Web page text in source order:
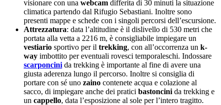
visionare con una webcam differita di 30 minuti la situazione
climatica partendo dal Rifugio Sebastiani. Inoltre sono
presenti mappe e schede con i singoli percorsi dell’escursione.
Attrezzatura: data l’altitudine è il dislivello di 530 metri che
portata alla vetta a 2216 m, è consigliabile impiegare un
vestiario sportivo per il trekking, con all’occorrenza un k-
way imbottito per eventuali rovesci temporaleschi. Indossare
scarponcini da trekking è importante al fine di avere una
giusta aderenza lungo il percorso. Inoltre si consiglia di
portare con sé uno zaino contenete acqua e colazione al
sacco, di impiegare anche dei pratici bastoncini da trekking e
un cappello, data l’esposizione al sole per l’intero tragitto.